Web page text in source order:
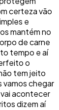
certeza vão
e
mantém no
de carne
tempo e aí
o
tem jeito
vamos chegar
acontecer
dizem aí